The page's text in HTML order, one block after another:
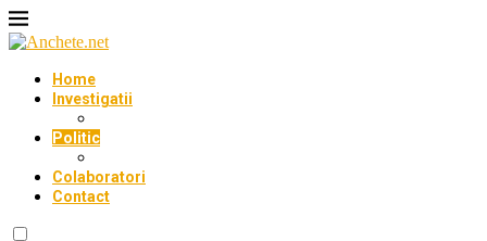
Home
Investigatii
Politic
Colaboratori
Contact